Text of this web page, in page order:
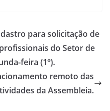
para solicitação de
do Setor de
feira (1º).
remoto das
da Assembleia.